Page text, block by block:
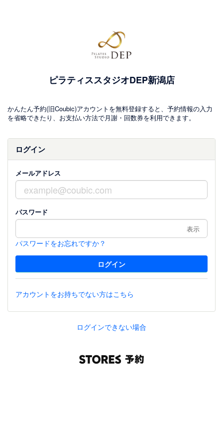
ピラティススタジオDEP新潟店
かんたん予約(旧Coubic)アカウントを無料登録すると、予約情報の入力
を省略できたり、お支払い方法で月謝・回数券を利用できます。
ログイン
メールアドレス
パスワード
表示
パスワードをお忘れですか？
アカウントをお持ちでない方はこちら
ログインできない場合